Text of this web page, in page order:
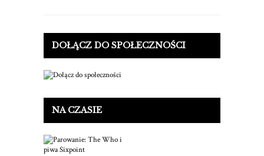
DOŁĄCZ DO SPOŁECZNOŚCI
NA CZASIE